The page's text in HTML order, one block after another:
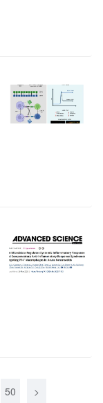
症中的大脑损伤相关
尔滨医科大学孙备/
50 >